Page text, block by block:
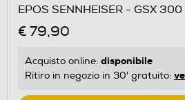
EPOS SENNHEISER - GSX
€ 79,90
Acquisto online: disponibile
Ritiro in negozio in 30' gratuito: